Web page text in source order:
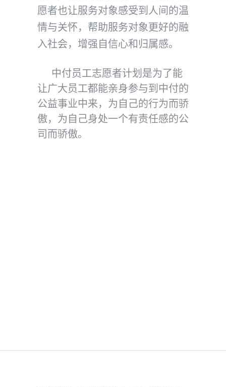
愿者也让服务对象感受到人间的温
情与关怀，帮助服务对象更好的融
入社会，增强自信心和归属感。
中付员工志愿者计划是为了能
让广大员工都能亲身参与到中付的
公益事业中来，为自己的行为而骄
傲，为自己身处一个有责任感的公
司而骄傲。